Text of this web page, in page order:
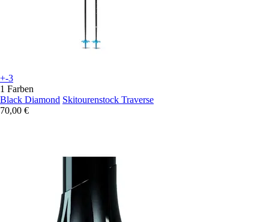
+-3
1 Farben
Black Diamond Skitourenstock Traverse
70,00 €